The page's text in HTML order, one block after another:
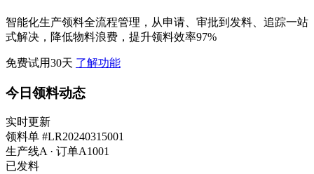
智能化生产领料全流程管理，从申请、审批到发料、追踪一站
式解决，降低物料浪费，提升领料效率97%
免费试用30天 了解功能
今日领料动态
实时更新
领料单 #LR20240315001
生产线A · 订单A1001
已发料